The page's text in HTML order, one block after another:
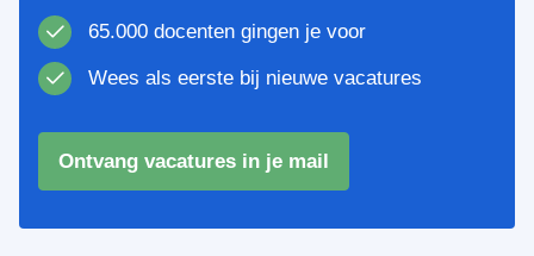
65.000 docenten gingen je voor
Wees als eerste bij nieuwe vacatures
Ontvang vacatures in je mail